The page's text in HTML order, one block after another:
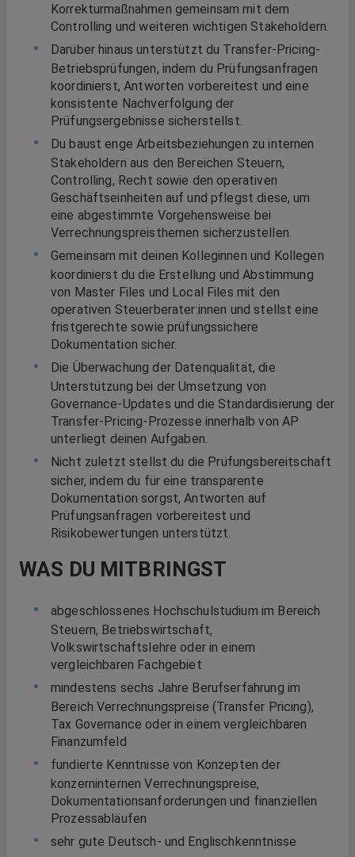
Korrekturmaßnahmen gemeinsam mit dem
Controlling und weiteren wichtigen Stakeholdern.
Darüber hinaus unterstützt du Transfer-Pricing-
Betriebsprüfungen, indem du Prüfungsanfragen
koordinierst, Antworten vorbereitest und eine
konsistente Nachverfolgung der
Prüfungsergebnisse sicherstellst.
Du baust enge Arbeitsbeziehungen zu internen
Stakeholdern aus den Bereichen Steuern,
Controlling, Recht sowie den operativen
Geschäftseinheiten auf und pflegst diese, um
eine abgestimmte Vorgehensweise bei
Verrechnungspreisthemen sicherzustellen.
Gemeinsam mit deinen Kolleginnen und Kollegen
koordinierst du die Erstellung und Abstimmung
von Master Files und Local Files mit den
operativen Steuerberater:innen und stellst eine
fristgerechte sowie prüfungssichere
Dokumentation sicher.
Die Überwachung der Datenqualität, die
Unterstützung bei der Umsetzung von
Governance-Updates und die Standardisierung der
Transfer-Pricing-Prozesse innerhalb von AP
unterliegt deinen Aufgaben.
Nicht zuletzt stellst du die Prüfungsbereitschaft
sicher, indem du für eine transparente
Dokumentation sorgst, Antworten auf
Prüfungsanfragen vorbereitest und
Risikobewertungen unterstützt.
WAS DU MITBRINGST
abgeschlossenes Hochschulstudium im Bereich
Steuern, Betriebswirtschaft,
Volkswirtschaftslehre oder in einem
vergleichbaren Fachgebiet
mindestens sechs Jahre Berufserfahrung im
Bereich Verrechnungspreise (Transfer Pricing),
Tax Governance oder in einem vergleichbaren
Finanzumfeld
fundierte Kenntnisse von Konzepten der
konzerninternen Verrechnungspreise,
Dokumentationsanforderungen und finanziellen
Prozessabläufen
sehr gute Deutsch- und Englischkenntnisse